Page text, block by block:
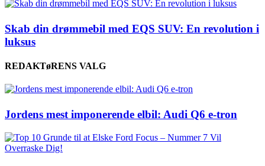
Skab din drømmebil med EQS SUV: En revolution i
luksus
REDAKTøRENS VALG
Jordens mest imponerende elbil: Audi Q6 e-tron